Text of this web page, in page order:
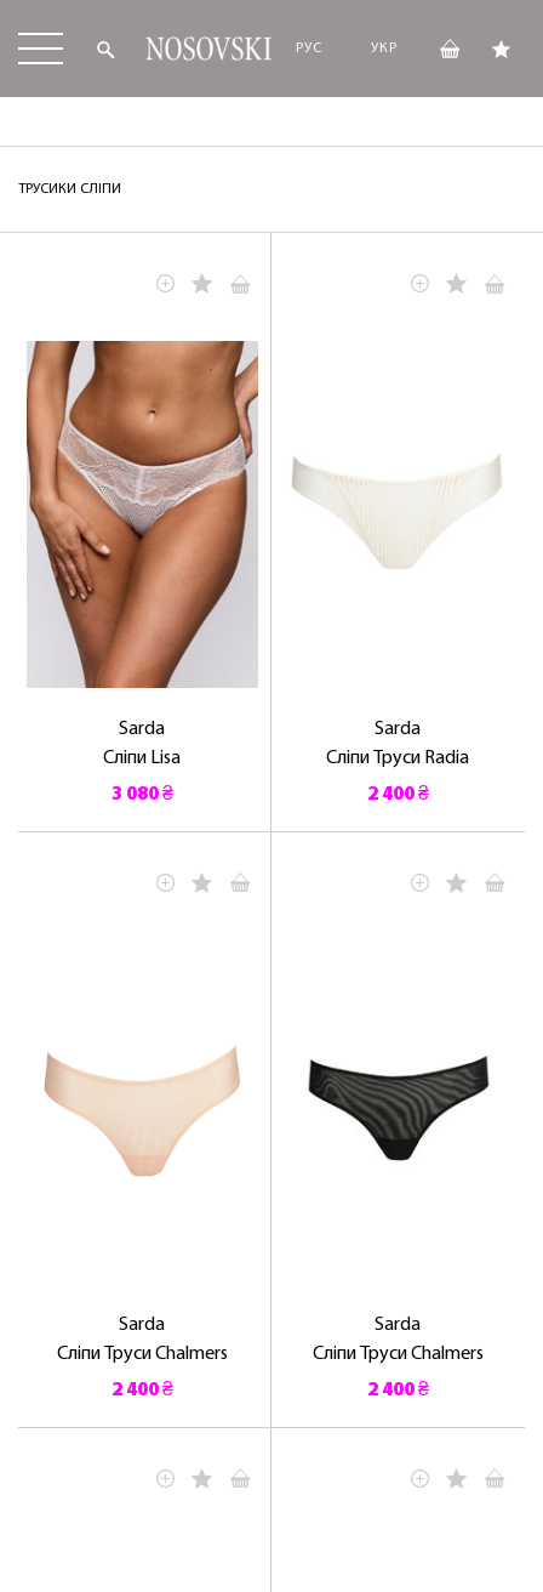
РУС УКР
ТРУСИКИ СЛІПИ
Sarda
Сліпи Lisa
3 080 ₴
Sarda
Сліпи Труси Radia
2 400 ₴
Sarda
Сліпи Труси Chalmers
2 400 ₴
Sarda
Сліпи Труси Chalmers
2 400 ₴